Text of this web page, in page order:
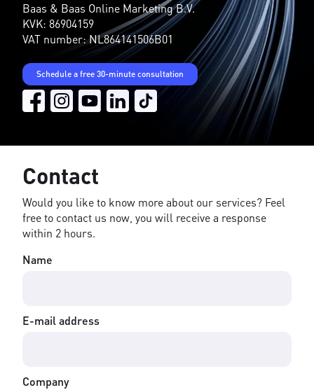
Baas & Baas Online Marketing B.V.
KVK: 86904159
VAT number: NL864141506B01
Schedule a free 30-minute consultation
Contact
Would you like to know more about our services? Feel
free to contact us now, you will receive a response
within 2 hours.
Name
E-mail address
Company